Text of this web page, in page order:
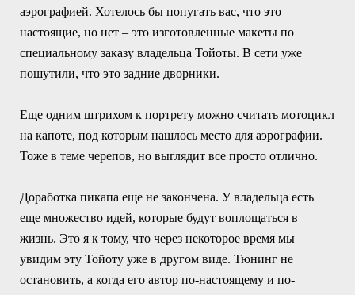
аэрографией. Хотелось бы попугать вас, что это
настоящие, но нет – это изготовленные макеты по
специальному заказу владельца Тойоты. В сети уже
пошутили, что это задние дворники.
Еще одним штрихом к портрету можно считать мотоцикл
на капоте, под которым нашлось место для аэрографии.
Тоже в теме черепов, но выглядит все просто отлично.
Доработка пикапа еще не закончена. У владельца есть
еще множество идей, которые будут воплощаться в
жизнь. Это я к тому, что через некоторое время мы
увидим эту Тойоту уже в другом виде. Тюнинг не
остановить, а когда его автор по-настоящему и по-